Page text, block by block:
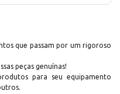
que passam por um rigoroso
peças genuínas!
para seu equipamento